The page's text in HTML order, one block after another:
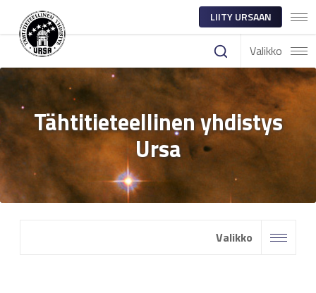
LIITY URSAAN
Valikko
Tähtitieteellinen yhdistys
Ursa
Valikko